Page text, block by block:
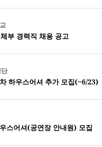
부 경력직 채용 공고
하우스어셔 추가 모집(~6/23)
스어셔(공연장 안내원) 모집